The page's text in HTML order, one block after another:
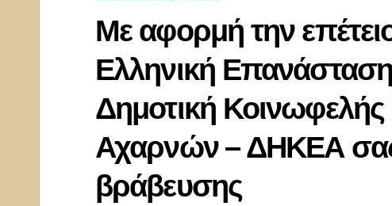
Με αφορμή την
Ελληνική
Δημοτική
Αχαρνών – ΔΗΚΕΑ
βράβευσης